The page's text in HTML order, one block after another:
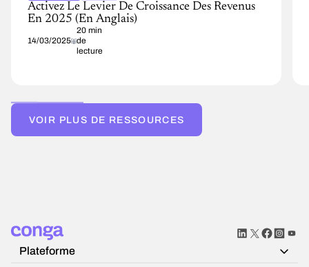
Activez Le Levier De Croissance Des Revenus
En 2025 (en Anglais)
14/03/2025
20 min
de
lecture
VOIR PLUS DE RESSOURCES
Plateforme